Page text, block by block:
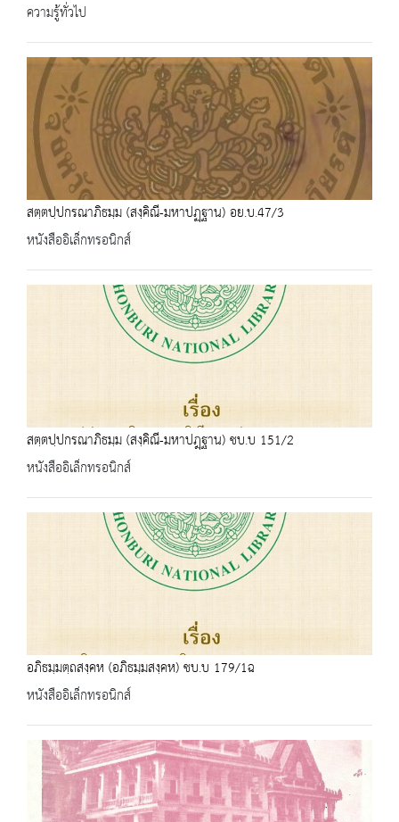
ความรู้ทั่วไป
สตฺตปฺปกรณาภิธมฺม (สงฺคิณี-มหาปฏฺฐาน) อย.บ.47/3
หนังสืออิเล็กทรอนิกส์
สตฺตปฺปกรณาภิธมฺม (สงฺคิณี-มหาปฎฺฐาน) ชบ.บ 151/2
หนังสืออิเล็กทรอนิกส์
อภิธมฺมตฺถสงฺคห (อภิธมฺมสงฺคห) ชบ.บ 179/1ฉ
หนังสืออิเล็กทรอนิกส์